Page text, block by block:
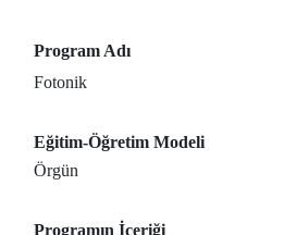
Program Adı
Fotonik
Eğitim-Öğretim Modeli
Örgün
Programın İçeriği